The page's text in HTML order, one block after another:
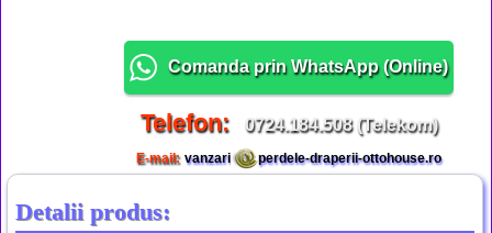
Comanda prin WhatsApp (Online)
Telefon: 0724.184.508 (Telekom)
E-mail: vanzari perdele-draperii-ottohouse.ro
Detalii produs: